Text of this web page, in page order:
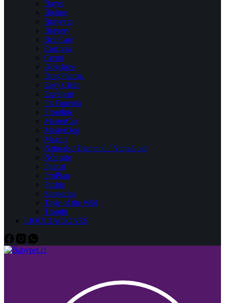
Bayer
Bioline
Bravecto
Bravery
Brit Care
Catchow
Cremi
Dogchow
DragPharma
Easy Clean
Excellent
Fit Formula
Frontline
MasterCat
MasterDog
Mazuri
Naturals / Diamond / NutraGold
Nómade
Pipicat
ProPlan
Purina
Simparica
Taste of the Wild
Tropifit
LIQUIDACIONES